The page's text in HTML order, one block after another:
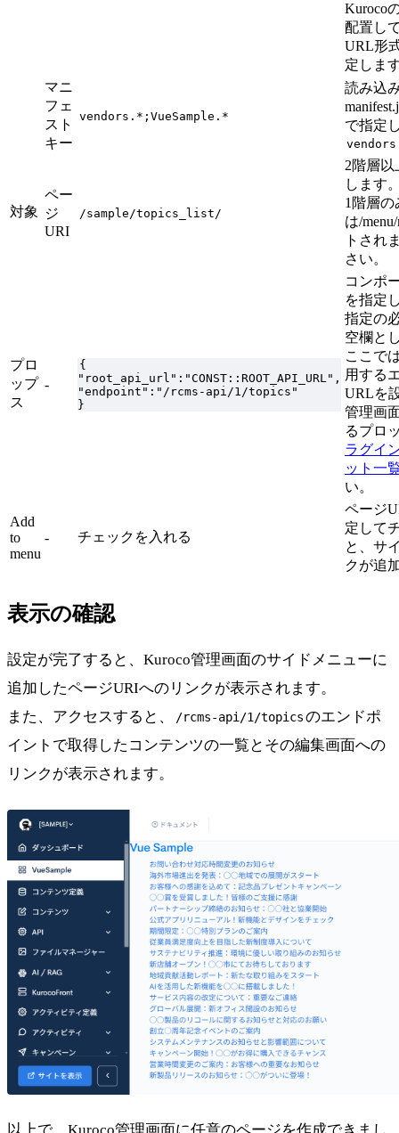
Kuroco
配置し
URL形
定しま
マニ
フェ
スト
キー
vendors.*;VueSample.*
読み込
で指定
対象
ペー
ジ
URI
/sample/topics_list/
2階層
します
1階層の
は/
トされ
さい。
プロ
ップ
ス
-
{
"root_api_url":"CONST::ROOT_API_URL",
"endpoint":"/rcms-api/1/topics"
}
コンポ
を指定
指定の
空欄と
ここで
用する
URLを
管理画
るプロ
ラグイ
ット一
い。
Add
to
menu
- チェックを入れる
ページ
定して
と、サ
クが追
表示の確認
設定が完了すると、Kuroco管理画面のサイドメニューに
追加したページURIへのリンクが表示されます。
また、アクセスすると、
/rcms-api/1/topicsのエンドポ
イントで取得したコンテンツの一覧とその編集画面への
リンクが表示されます。